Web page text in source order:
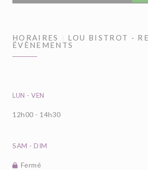
HORAIRES
LOU BISTROT -
ÉVÈNEMENTS
LUN - VEN
12h00 - 14h30
SAM - DIM
Fermé